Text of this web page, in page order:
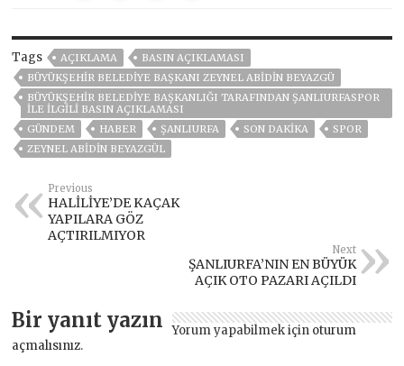
Tags AÇIKLAMA
BASIN AÇIKLAMASI
BÜYÜKŞEHIR BELEDIYE BAŞKANI ZEYNEL ABIDIN BEYAZGÜ
BÜYÜKŞEHİR BELEDİYE BAŞKANLIĞI TARAFINDAN ŞANLIURFASPOR
İLE İLGİLİ BASIN AÇIKLAMASI
GÜNDEM
HABER ŞANLIURFA SON DAKIKA
SPOR
ZEYNEL ABİDİN BEYAZGÜL
Previous
HALİLİYE’DE KAÇAK
YAPILARA GÖZ
AÇTIRILMIYOR
Next
ŞANLIURFA’NIN EN BÜYÜK
AÇIK OTO PAZARI AÇILDI
Bir yanıt yazın Yorum yapabilmek için oturum
açmalısınız.